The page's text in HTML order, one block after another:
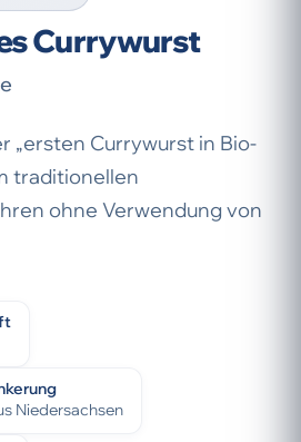
Currywurst
„ersten Currywurst in Bio-
traditionellen
ohne Verwendung von
Niedersachsen